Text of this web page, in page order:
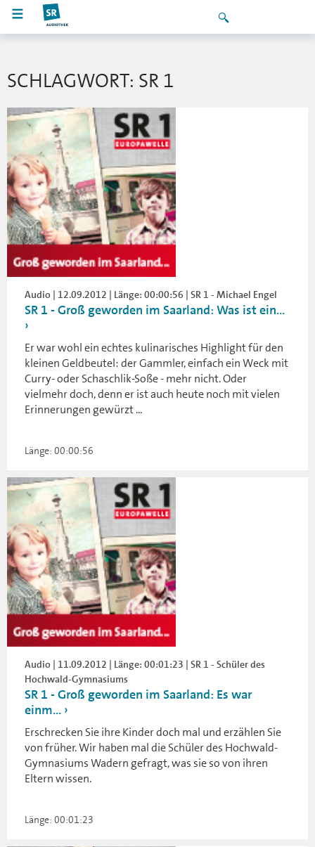
SCHLAGWORT: SR 1
Audio | 12.09.2012 | Länge: 00:00:56 | SR 1 - Michael Engel
SR 1 - Groß geworden im Saarland: Was ist ein...
Er war wohl ein echtes kulinarisches Highlight für den
kleinen Geldbeutel: der Gammler, einfach ein Weck mit
Curry- oder Schaschlik-Soße - mehr nicht. Oder
vielmehr doch, denn er ist auch heute noch mit vielen
Erinnerungen gewürzt ...
Länge: 00:00:56
Audio | 11.09.2012 | Länge: 00:01:23 | SR 1 - Schüler des
Hochwald-Gymnasiums
SR 1 - Groß geworden im Saarland: Es war
einm...
Erschrecken Sie ihre Kinder doch mal und erzählen Sie
von früher. Wir haben mal die Schüler des Hochwald-
Gymnasiums Wadern gefragt, was sie so von ihren
Eltern wissen.
Länge: 00:01:23